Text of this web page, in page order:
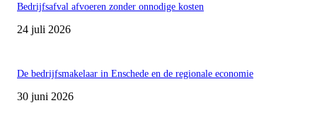
Bedrijfsafval afvoeren zonder onnodige kosten
24 juli 2026
De bedrijfsmakelaar in Enschede en de regionale economie
30 juni 2026